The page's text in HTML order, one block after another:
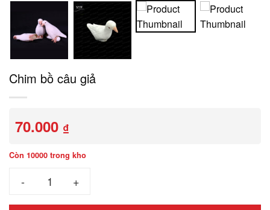
Chim bồ câu giả
70.000 ₫
Còn 10000 trong kho